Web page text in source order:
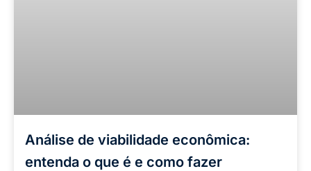
Análise de viabilidade econômica:
entenda o que é e como fazer